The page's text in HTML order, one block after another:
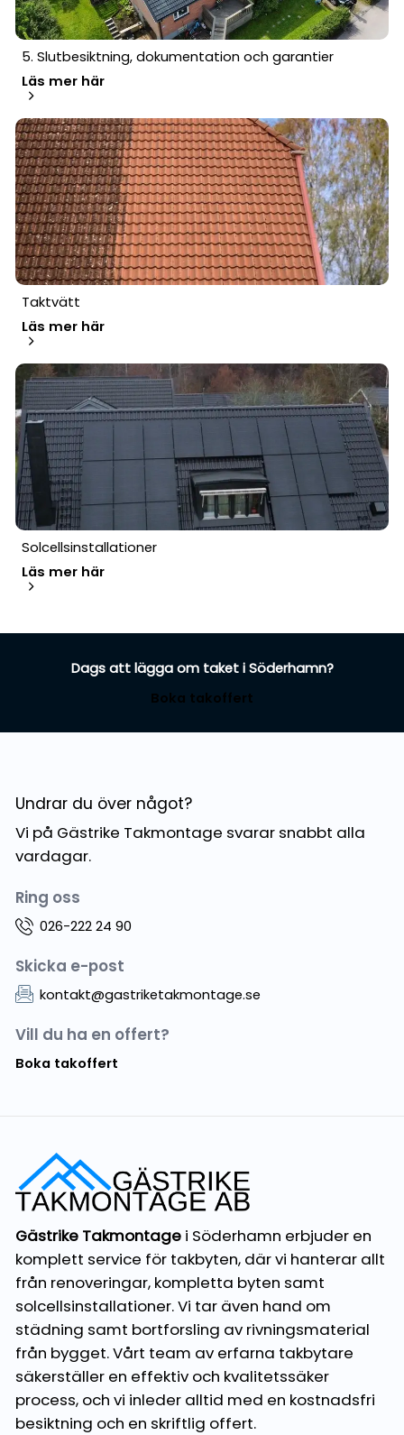
5. Slutbesiktning, dokumentation och garantier
Läs mer här
Taktvätt
Läs mer här
Solcellsinstallationer
Läs mer här
Dags att lägga om taket i Söderhamn?
Boka takoffert
Undrar du över något?
Vi på Gästrike Takmontage svarar snabbt alla
vardagar.
Ring oss
026-222 24 90
Skicka e-post
kontakt@gastriketakmontage.se
Vill du ha en offert?
Boka takoffert
Gästrike Takmontagei Söderhamn erbjuder en
komplett service för takbyten, där vi hanterar allt
från renoveringar, kompletta byten samt
solcellsinstallationer. Vi tar även hand om
städning samt bortforsling av rivningsmaterial
från bygget. Vårt team av erfarna takbytare
säkerställer en effektiv och kvalitetssäker
process, och vi inleder alltid med en kostnadsfri
besiktning och en skriftlig offert.